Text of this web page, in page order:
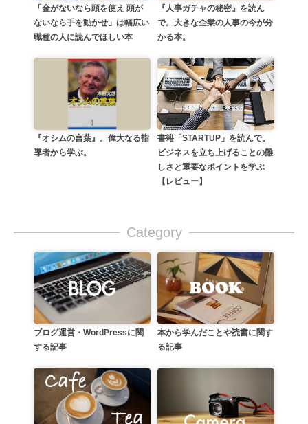
「金がないなら頭を使え 頭が
ないなら手を動かせ」は幅広い
職種の人に読んでほしい本
『人事ガチャの秘密』を読ん
で。大きな企業の人事の今が分
かる本。
『オシムの言葉』。偉大なる指
導者から学ぶ。
書籍「STARTUP」を読んで。
ビジネスを立ち上げることの難
しさと重要なポイントを学ぶ
【レビュー】
Category
ブログ運営・WordPressに関
する記事
本から学んだことや読書に関す
る記事